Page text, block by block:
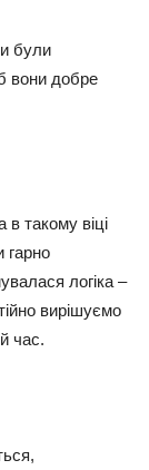
були
вони добре
такому віці
гарно
логіка –
вирішуємо
час.